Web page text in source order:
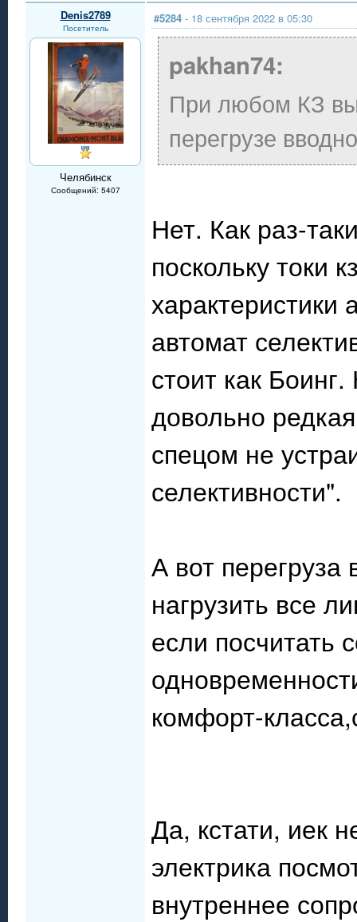
Denis2789
Посетитель
Челябинск
Сообщений: 5407
#5284 - 18 сентября 2022 в 05:30
pakhan74:
При любом КЗ
перегрузе
Нет. Как раз-
поскольку токи
характеристики
автомат
стоит как
довольно
спецом не
селективности".
А вот перегруза
нагрузить все
если посчитать
комфорт-
Да, кстати, иек
электрика
внутреннее